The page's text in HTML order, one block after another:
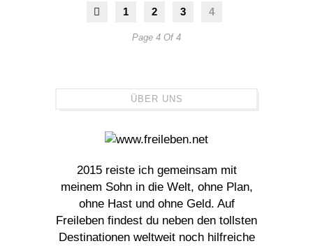
1 2 3 4
Page 4 Of 4
ÜBER UNS
2015 reiste ich gemeinsam mit
meinem Sohn in die Welt, ohne Plan,
ohne Hast und ohne Geld. Auf
Freileben findest du neben den tollsten
Destinationen weltweit noch hilfreiche